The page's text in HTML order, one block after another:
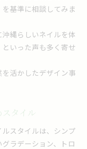
基準に相談してみま
縄らしいネイルを体
いった声も多く寄せ
活かしたデザイン事
タイル
スタイルは、シンプ
ラデーション、トロ